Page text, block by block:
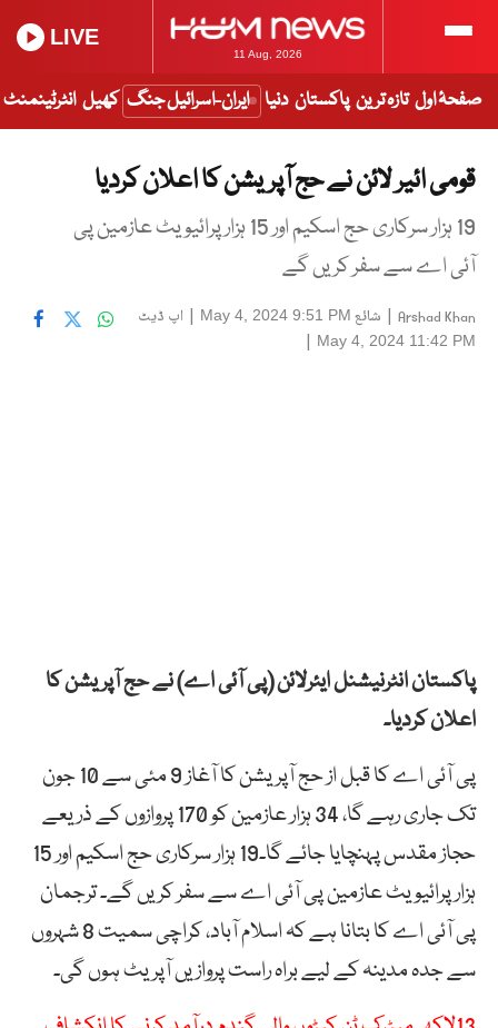
11 Aug, 2026
LIVE
صفحۂ اول تازہ ترین پاکستان دنیا ایران-اسرائیل جنگ کھیل انٹرٹینمنٹ
قومی ائیر لائن نے حج آپریشن کا اعلان کردیا
19 ہزار سرکاری حج اسکیم اور 15 ہزار پرائیویٹ عازمین پی
آئی اے سے سفر کریں گے
Arshad Khan
| شائع May 4, 2024 9:51 PM
| اپ ڈیٹ
May 4, 2024 11:42 PM
|
پاکستان انٹرنیشنل ایئرلائن (پی آئی اے) نے حج آپریشن کا
اعلان کردیا۔
پی آئی اے کا قبل از حج آپریشن کا آغاز 9 مئی سے 10 جون
تک جاری رہے گا، 34 ہزار عازمین کو 170 پروازوں کے ذریعے
حجاز مقدس پہنچایا جائے گا۔19 ہزار سرکاری حج اسکیم اور 15
ہزار پرائیویٹ عازمین پی آئی اے سے سفر کریں گے۔ ترجمان
پی آئی اے کا بتانا ہے کہ اسلام آباد، کراچی سمیت 8 شہروں
سے جدہ مدینہ کے لیے براہ راست پروازیں آپریٹ ہوں گی۔